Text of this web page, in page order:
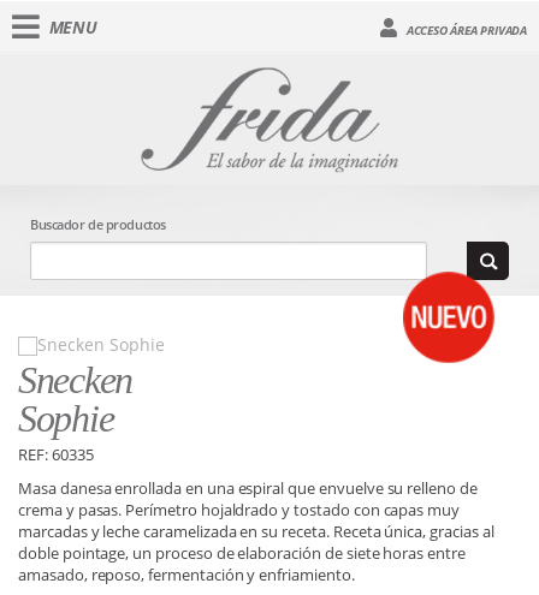
MENU ACCESO ÁREA PRIVADA
Buscador de productos
Snecken
Sophie
REF: 60335
Masa danesa enrollada en una espiral que envuelve su relleno de
crema y pasas. Perímetro hojaldrado y tostado con capas muy
marcadas y leche caramelizada en su receta. Receta única, gracias al
doble pointage, un proceso de elaboración de siete horas entre
amasado, reposo, fermentación y enfriamiento.